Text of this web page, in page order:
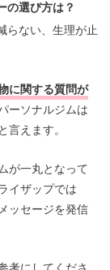
の選び方は？
らない、生理が止
に関する質問が
ーソナルジムは
言えます。
が一丸となって
イザップでは
ッセージを発信